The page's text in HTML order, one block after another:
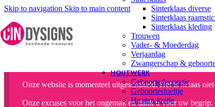
Skip to navigation Skip to main content
Sinterklaas diverse
Sinterklaas
Sinterklaas kleding
Trouwen
Vader- & Moederdag
Verjaardag
Zwangerschap &
HOUTWERK
Geboortedecoratie
Geboortestoeltje
Houten kratje
Onze website is momenteel uitgeschakeld. Het is helaas
Onze excuses voor het ongemak en dank u voor uw begrip.